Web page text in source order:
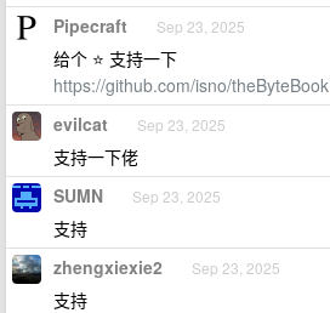
Pipecraft Sep 23, 2025
给个 ⭐ 支持一下
https://github.com/isno/theByteBook
evilcat Sep 23, 2025
支持一下佬
SUMN Sep 23, 2025
支持
zhengxiexie2 Sep 23, 2025
支持